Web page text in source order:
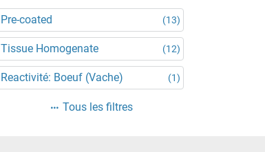
Pre-coated (13)
Tissue Homogenate (12)
Reactivité: Boeuf (Vache) (1)
Tous les filtres